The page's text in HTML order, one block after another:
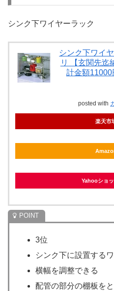
シンク下ワイヤーラック
シンク下ワイ
リ 【玄関先迄
計金額
posted with
楽天市
Yahooショ
3位
シンク下に設置する
横幅を調整できる
配管の部分の棚板を